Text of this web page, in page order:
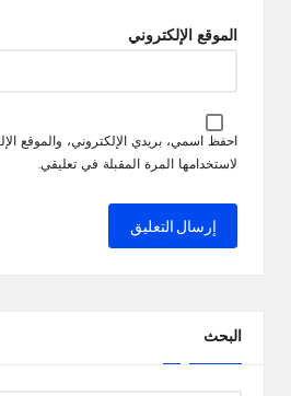
الموقع الإلكتروني
احفظ اسمي، بريدي الإلكتروني، والموقع
لاستخدامها المرة المقبلة في تعليقي.
البحث